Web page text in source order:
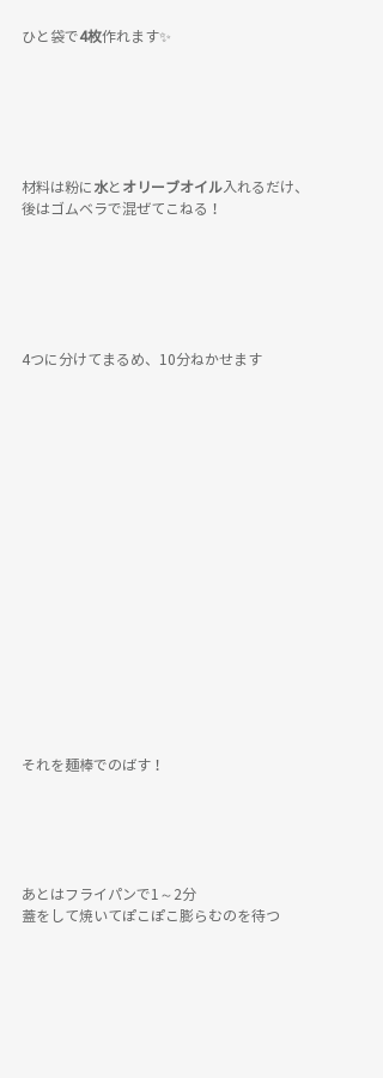
ひと袋で4枚作れます✨
材料は粉に 水と オリーブオイル 入れるだけ、
後はゴムベラで混ぜてこねる！
4つに分けてまるめ、10分ねかせます
それを麺棒でのばす！
あとはフライパンで1～2分
蓋をして焼いてぽこぽこ膨らむのを待つ